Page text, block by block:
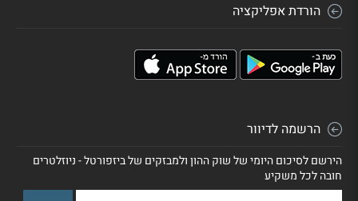
הורדת אפליקציה
הרשמה לדיוור
הירשם לסיכום היומי של שוק ההון ולמבזקים של ביזפורטל - ניוזלטרים
חובה לכל משקיע